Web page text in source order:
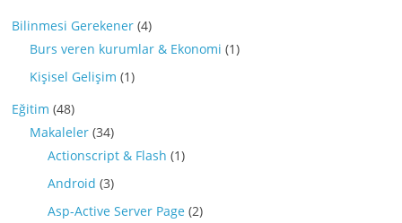
Bilinmesi Gerekener (4)
Burs veren kurumlar & Ekonomi (1)
Kişisel Gelişim (1)
Eğitim (48)
Makaleler (34)
Actionscript & Flash (1)
Android (3)
Asp-Active Server Page (2)